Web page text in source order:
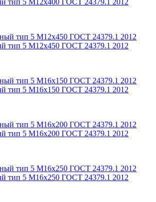
тип 5 М12х450 ГОСТ 24379.1 2012
тип 5 М16х150 ГОСТ 24379.1 2012
тип 5 М16х200 ГОСТ 24379.1 2012
тип 5 М16х250 ГОСТ 24379.1 2012